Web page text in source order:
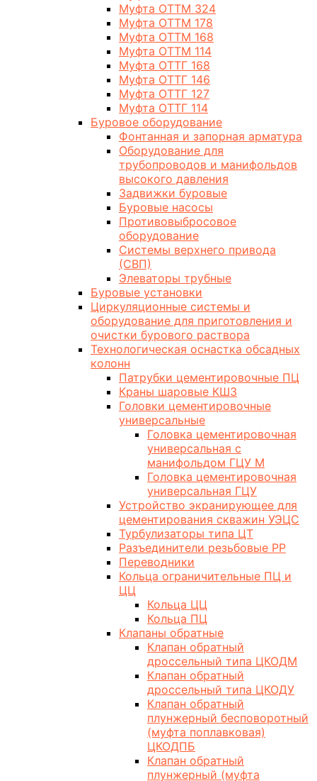
Муфта ОТТМ 324
Муфта ОТТМ 178
Муфта ОТТМ 168
Муфта ОТТМ 114
Муфта ОТТГ 168
Муфта ОТТГ 146
Муфта ОТТГ 127
Муфта ОТТГ 114
Буровое оборудование
Фонтанная и запорная арматура
Оборудование для
трубопроводов и манифольдов
высокого давления
Задвижки буровые
Буровые насосы
Противовыбросовое
оборудование
Системы верхнего привода
(СВП)
Элеваторы трубные
Буровые установки
Циркуляционные системы и
оборудование для приготовления и
очистки бурового раствора
Технологическая оснастка обсадных
колонн
Патрубки цементировочные ПЦ
Краны шаровые КШЗ
Головки цементировочные
универсальные
Головка цементировочная
универсальная с
манифольдом ГЦУ М
Головка цементировочная
универсальная ГЦУ
Устройство экранирующее для
цементирования скважин УЭЦС
Турбулизаторы типа ЦТ
Разъединители резьбовые РР
Переводники
Кольца ограничительные ПЦ и
ЦЦ
Кольца ЦЦ
Кольца ПЦ
Клапаны обратные
Клапан обратный
дроссельный типа ЦКОДМ
Клапан обратный
дроссельный типа ЦКОДУ
Клапан обратный
плунжерный бесповоротный
(муфта поплавковая)
ЦКОДПБ
Клапан обратный
плунжерный (муфта